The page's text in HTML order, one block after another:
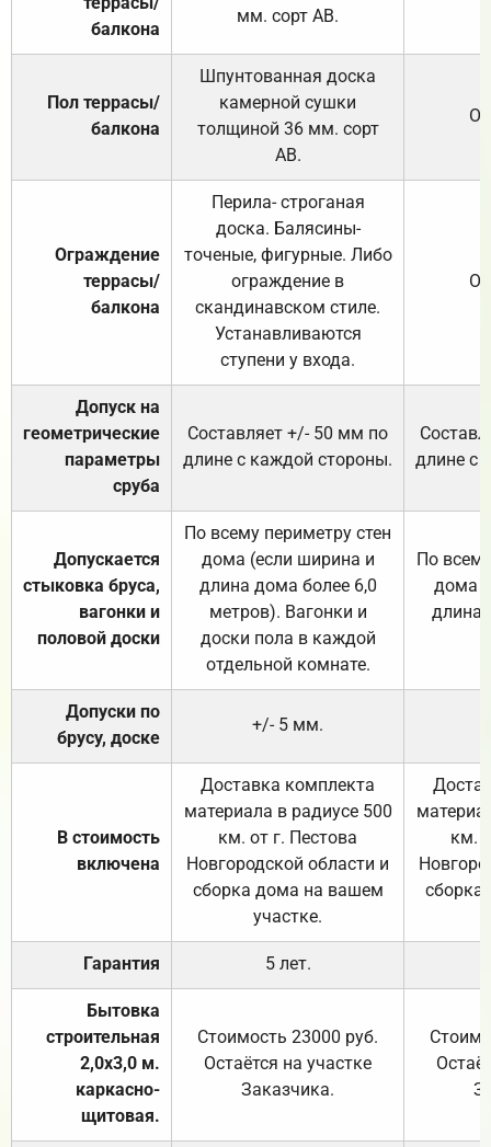
балкона
мм. сорт АВ.
Пол террасы/
балкона
Шпунтованная доска
камерной сушки
толщиной 36 мм. сорт
АВ.
Ограждение
террасы/
балкона
Перила- строганая
доска. Балясины-
точеные, фигурные. Либо
ограждение в
скандинавском стиле.
Устанавливаются
ступени у входа.
Допуск на
геометрические
параметры
сруба
Составляет +/- 50 мм по
длине с каждой стороны.
длине с
Допускается
стыковка бруса,
вагонки и
половой доски
По всему периметру стен
дома (если ширина и
длина дома более 6,0
метров). Вагонки и
доски пола в каждой
отдельной комнате.
По
дома
длина
Допуски по
брусу, доске
+/- 5 мм.
В стоимость
включена
Доставка комплекта
материала в радиусе 500
км. от г. Пестова
Новгородской области и
сборка дома на вашем
участке.
км.
Гарантия 5 лет.
Бытовка
строительная
2,0х3,0 м.
каркасно-
щитовая.
Стоимость 23000 руб.
Остаётся на участке
Заказчика.